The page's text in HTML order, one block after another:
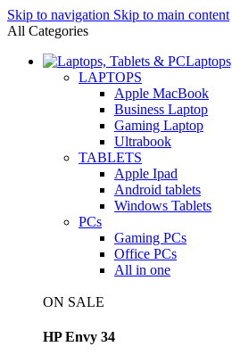
Skip to navigation Skip to main content
All Categories
LAPTOPS
Apple MacBook
Business Laptop
Gaming Laptop
Ultrabook
TABLETS
Apple Ipad
Android tablets
Windows Tablets
PCs
Gaming PCs
Office PCs
All in one
ON SALE
HP Envy 34